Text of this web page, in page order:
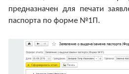
предназначен для печати
паспорта по форме №1П.